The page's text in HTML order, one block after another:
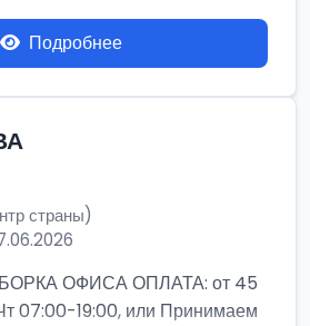
Подробнее
страны)
ОФИСА ОПЛАТА: от 45
07:00-19:00, или Принимаем